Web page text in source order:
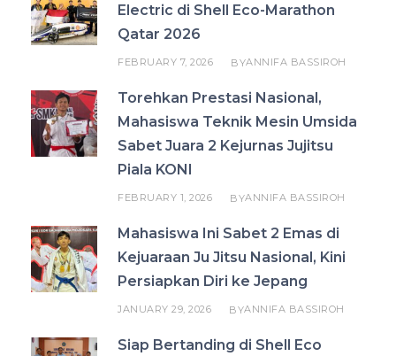
Electric di Shell Eco-Marathon
Qatar 2026
FEBRUARY 7, 2026 BYANNIFA BASSIROH
Torehkan Prestasi Nasional,
Mahasiswa Teknik Mesin Umsida
Sabet Juara 2 Kejurnas Jujitsu
Piala KONI
FEBRUARY 1, 2026 BYANNIFA BASSIROH
Mahasiswa Ini Sabet 2 Emas di
Kejuaraan Ju Jitsu Nasional, Kini
Persiapkan Diri ke Jepang
JANUARY 29, 2026 BYANNIFA BASSIROH
Siap Bertanding di Shell Eco